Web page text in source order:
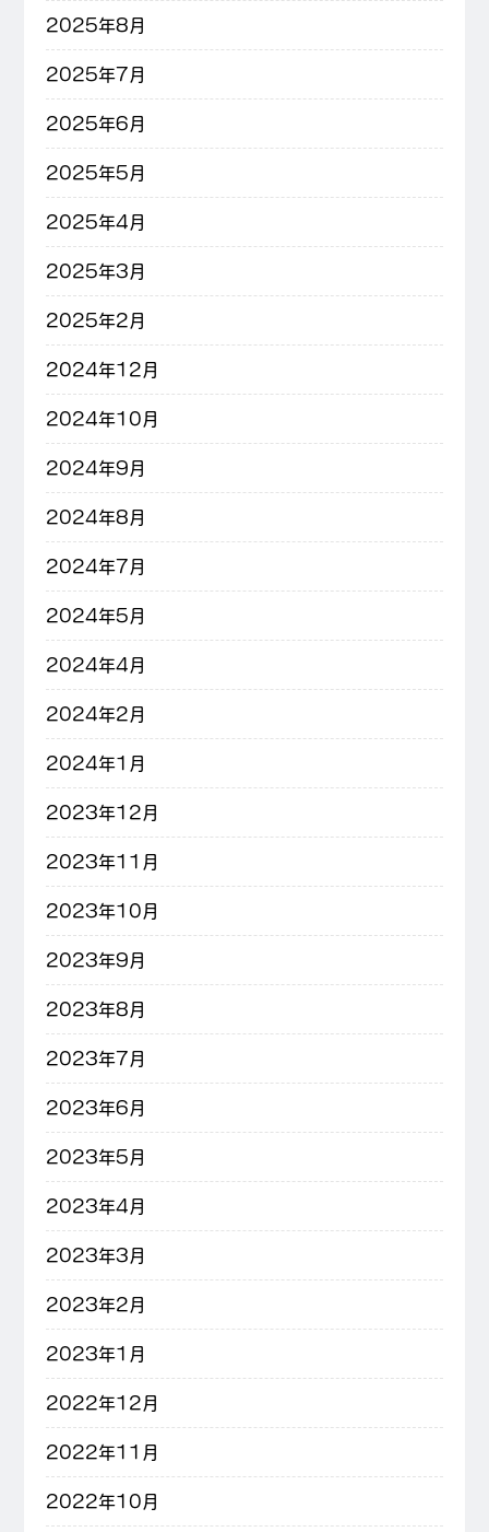
2025年8月
2025年7月
2025年6月
2025年5月
2025年4月
2025年3月
2025年2月
2024年12月
2024年10月
2024年9月
2024年8月
2024年7月
2024年5月
2024年4月
2024年2月
2024年1月
2023年12月
2023年11月
2023年10月
2023年9月
2023年8月
2023年7月
2023年6月
2023年5月
2023年4月
2023年3月
2023年2月
2023年1月
2022年12月
2022年11月
2022年10月